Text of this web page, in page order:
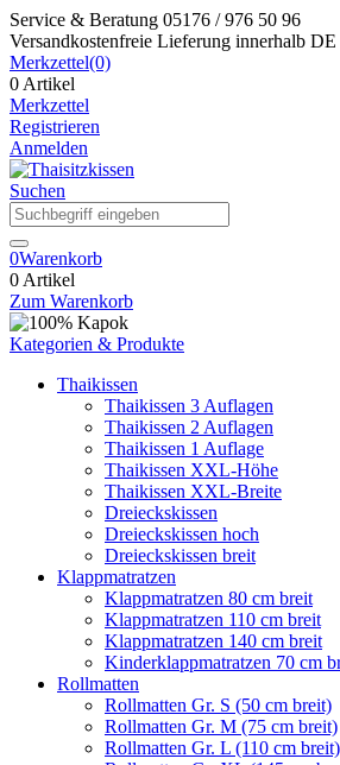
Service & Beratung 05176 / 976 50 96
Versandkostenfreie Lieferung innerhalb DE
Merkzettel(0)
0 Artikel
Merkzettel
Registrieren
Anmelden
Suchen
0Warenkorb
0 Artikel
Zum Warenkorb
Kategorien & Produkte
Thaikissen
Thaikissen 3 Auflagen
Thaikissen 2 Auflagen
Thaikissen 1 Auflage
Thaikissen XXL-Höhe
Thaikissen XXL-Breite
Dreieckskissen
Dreieckskissen hoch
Dreieckskissen breit
Klappmatratzen
Klappmatratzen 80 cm breit
Klappmatratzen 110 cm breit
Klappmatratzen 140 cm breit
Kinderklappmatratzen 70 cm
Rollmatten
Rollmatten Gr. S (50 cm breit)
Rollmatten Gr. M (75 cm breit)
Rollmatten Gr. L (110 cm breit)